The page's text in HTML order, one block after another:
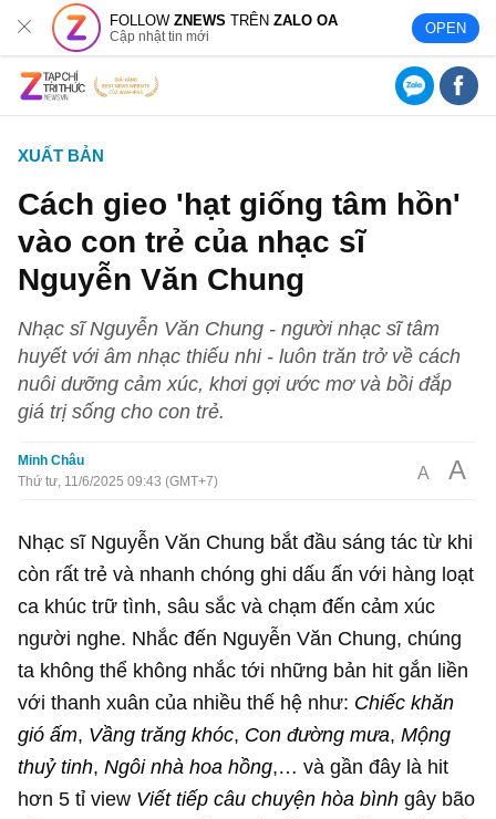
FOLLOWZNEWS TRÊNZALO OA
Cập nhật tin mới OPEN
XUẤT BẢN
Cách gieo 'hạt giống tâm hồn'
vào con trẻ của nhạc sĩ
Nguyễn Văn Chung
Nhạc sĩ Nguyễn Văn Chung - người nhạc sĩ tâm
huyết với âm nhạc thiếu nhi - luôn trăn trở về cách
nuôi dưỡng cảm xúc, khơi gợi ước mơ và bồi đắp
giá trị sống cho con trẻ.
Minh Châu
Thứ tư, 11/6/2025 09:43 (GMT+7)
A A
Nhạc sĩ Nguyễn Văn Chung bắt đầu sáng tác từ khi
còn rất trẻ và nhanh chóng ghi dấu ấn với hàng loạt
ca khúc trữ tình, sâu sắc và chạm đến cảm xúc
người nghe. Nhắc đến Nguyễn Văn Chung, chúng
ta không thể không nhắc tới những bản hit gắn liền
với thanh xuân của nhiều thế hệ như: Chiếc khăn
gió ấm, Vầng trăng khóc, Con đường mưa,Mộng
thuỷ tinh,Ngôi nhà hoa hồng,… và gần đây là hit
hơn 5 tỉ view Viết tiếp câu chuyện hòa bình gây bão